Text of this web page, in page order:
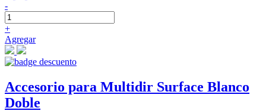
-
+
Agregar
Accesorio para Multidir Surface Blanco
Doble